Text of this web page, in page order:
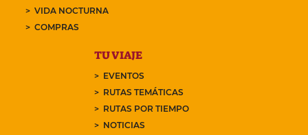
VIDA NOCTURNA
COMPRAS
TU VIAJE
EVENTOS
RUTAS TEMÁTICAS
RUTAS POR TIEMPO
NOTICIAS